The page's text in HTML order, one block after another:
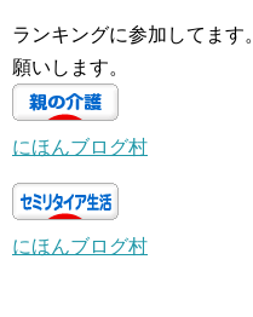
ランキングに参加してま
願いします。
にほんブログ村
にほんブログ村